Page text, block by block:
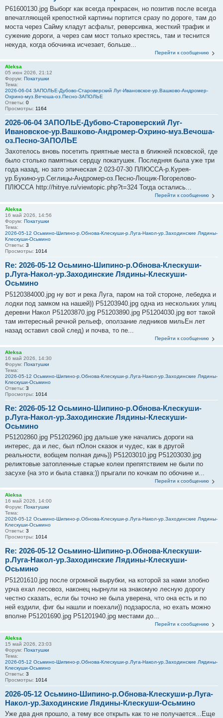
P61600130.jpg Выборг как всегда прекрасен, но позитив после всегда
впечатляющей крепостной картины портится сразу по дороге, там до
моста через Сайму кладут асфальт, реверсивка, жесткий трафик и
сужение дороги, а через сам мост только крестясь, там и теснится
некуда, когда обочинка исчезает, больше...
Перейти к сообщению
Aleksa
05 июн 2026, 21:12
Форум: Покатушки
Тема:
2026-06-04 ЗАПОЛЬЕ-Дубово-Староверский Луг-Ивановское-ур.Вашково-Андромер-
Охрино-муз.Вечоша-оз.Песно-ЗАПОЛЬЕ
Ответы: 0
Просмотры: 1164
2026-06-04 ЗАПОЛЬЕ-Дубово-Староверский Луг-
Ивановское-ур.Вашково-Андромер-Охрино-муз.Вечоша-
оз.Песно-ЗАПОЛЬЕ
Захотелось вновь посетить приятные места в ближней псковской, где
было столько памятных сердцу покатушек. Последняя была уже три
года назад, но зато эпическая 2 023-07-30 ПЛЮССА-р.Курея-
ур.Букино-ур.Сеглицы-Андромер-оз.Песно-Лющик-Погорелово-
ПЛЮССА http://hitrye.ru/viewtopic.php?t=324 Тогда остались...
Перейти к сообщению
Aleksa
16 май 2026, 14:56
Форум: Покатушки
Тема:
2026-05-12 Осьмино-Шипино-р.Обнова-Клескуши-р.Луга-Накол-ур.Заходинские Лядины-
Клескуши-Осьмино
Ответы: 3
Просмотры: 1014
Re: 2026-05-12 Осьмино-Шипино-р.Обнова-Клескуши-
р.Луга-Накол-ур.Заходинские Лядины-Клескуши-
Осьмино
P5120384000.jpg ну вот и река Луга, паром на той стороне, лебедка и
лодки под замком на нашей)) P51203940.jpg одна из нескольких улиц
деревни Накол P51203870.jpg P51203890.jpg P51204030.jpg вот такой
там интересный речной рельеф, оползание ледников мильЕн лет
назад оставил свой след) и почва, то пе...
Перейти к сообщению
Aleksa
16 май 2026, 14:30
Форум: Покатушки
Тема:
2026-05-12 Осьмино-Шипино-р.Обнова-Клескуши-р.Луга-Накол-ур.Заходинские Лядины-
Клескуши-Осьмино
Ответы: 3
Просмотры: 1014
Re: 2026-05-12 Осьмино-Шипино-р.Обнова-Клескуши-
р.Луга-Накол-ур.Заходинские Лядины-Клескуши-
Осьмино
P51202860.jpg P51202960.jpg дальше уже начались дороги на
интерес, да и лес, был пОлон сказок и чудес, как в другой
реальности, вобщем полная дичь)) P51203010.jpg P51203030.jpg
реликтовые затопленные старые колеи препятствием не были по
засухе (на это и была ставка:)) прыгали по кочкам по обочине и...
Перейти к сообщению
Aleksa
16 май 2026, 14:00
Форум: Покатушки
Тема:
2026-05-12 Осьмино-Шипино-р.Обнова-Клескуши-р.Луга-Накол-ур.Заходинские Лядины-
Клескуши-Осьмино
Ответы: 3
Просмотры: 1014
Re: 2026-05-12 Осьмино-Шипино-р.Обнова-Клескуши-
р.Луга-Накол-ур.Заходинские Лядины-Клескуши-
Осьмино
P51201610.jpg после огромной вырубки, на которой за нами злобно
урча ехал лесовоз, наконец нырнули на знакомую лесную дорогу
честно сказать, если бы точно не была уверена, что она есть и по
ней ездили, фиг бы нашли и поехали)) подзаросла, но ехать можно
вполне P51201690.jpg P51201940.jpg местами до...
Перейти к сообщению
Aleksa
15 май 2026, 23:03
Форум: Покатушки
Тема:
2026-05-12 Осьмино-Шипино-р.Обнова-Клескуши-р.Луга-Накол-ур.Заходинские Лядины-
Клескуши-Осьмино
Ответы: 3
Просмотры: 1014
2026-05-12 Осьмино-Шипино-р.Обнова-Клескуши-р.Луга-
Накол-ур.Заходинские Лядины-Клескуши-Осьмино
Уже два дня прошло, а тему все открыть как то не получается...Еще